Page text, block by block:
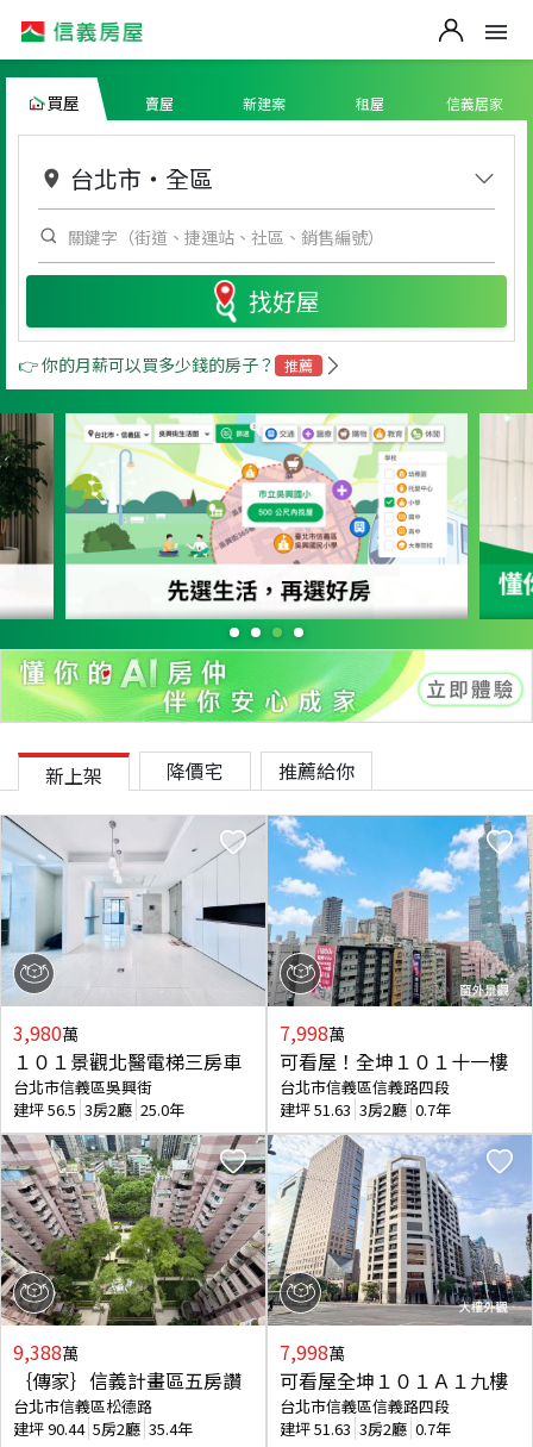
買屋 賣屋 新建案 租屋 信義居家
台北市 ・ 全區
找好屋
👉 你的月薪可以買多少錢的房子？ 推薦
新上架 降價宅 推薦給你
3,980萬
１０１景觀北醫電梯三房車
台北市信義區吳興街
建坪56.5 3房2廳 25.0年
9,388萬
｛傳家｝信義計畫區五房讚
台北市信義區松德路
建坪90.44 5房2廳 35.4年
7,998萬
可看屋！全坤１０１十一樓
台北市信義區信義路四段
建坪51.63 3房2廳 0.7年
7,998萬
可看屋全坤１０１Ａ１九樓
台北市信義區信義路四段
建坪51.63 3房2廳 0.7年